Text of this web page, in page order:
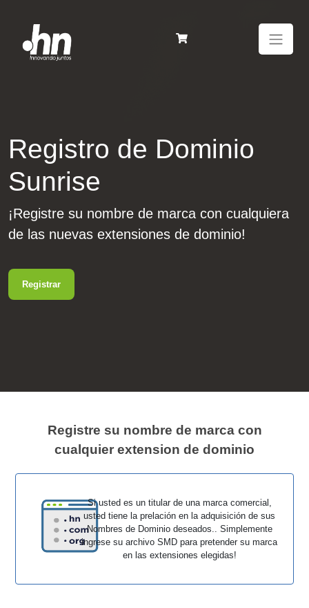
Registro de Dominio
Sunrise
¡Registre su nombre de marca con cualquiera
de las nuevas extensiones de dominio!
Registrar
Registre su nombre de marca con
cualquier extension de dominio
Si usted es un titular de una marca comercial,
usted tiene la prelación en la adquisición de sus
Nombres de Dominio deseados.. Simplemente
ingrese su archivo SMD para pretender su marca
en las extensiones elegidas!